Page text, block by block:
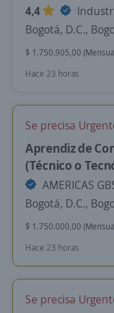
4,4
Bogotá, D.C.,
$ 1.750.905,00
Hace 23 horas
Se precisa
Aprendiz de
(Técnico o
AMERICAS
Bogotá, D.C.,
$ 1.750.000,00
Hace 23 horas
Se precisa